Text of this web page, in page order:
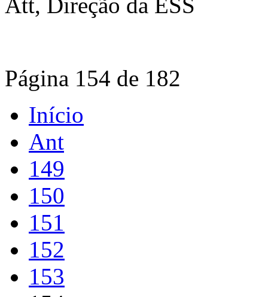
Att, Direção da ESS
Página 154 de 182
Início
Ant
149
150
151
152
153